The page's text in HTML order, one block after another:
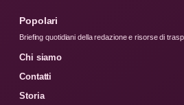
Popolari
Briefing quotidiani della redazione e risorse di
Chi siamo
Contatti
Storia